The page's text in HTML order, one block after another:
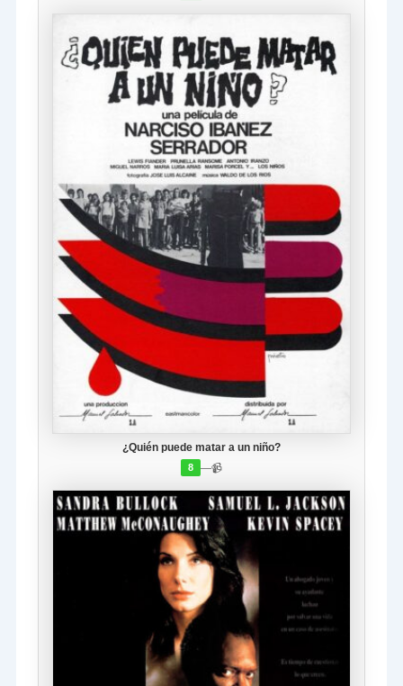
¿Quién puede matar a un niño?
8 —📹